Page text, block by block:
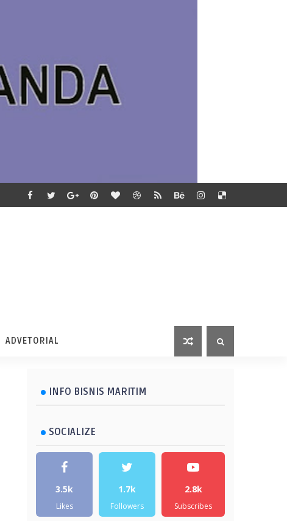
ADVETORIAL
INFO BISNIS MARITIM
SOCIALIZE
3.5k
Likes
1.7k
Followers
2.8k
Subscribes